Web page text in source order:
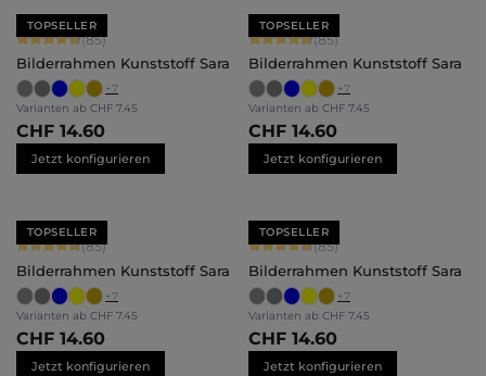
TOPSELLER
Durchschnittliche Bewertung von 4.71 von 5 Sternen
(85)
Bilderrahmen Kunststoff Sara
+7
Varianten ab CHF 7.45
CHF 14.60
Jetzt konfigurieren
TOPSELLER
Durchschnittliche Bewertung von
(85)
Bilderrahmen Kunststoff Sara
+7
Varianten ab CHF 7.45
CHF 14.60
Jetzt konfigurieren
TOPSELLER
Durchschnittliche Bewertung von 4.71 von 5 Sternen
(85)
Bilderrahmen Kunststoff Sara
+7
Varianten ab CHF 7.45
CHF 14.60
Jetzt konfigurieren
TOPSELLER
Durchschnittliche Bewertung von
(85)
Bilderrahmen Kunststoff Sara
+7
Varianten ab CHF 7.45
CHF 14.60
Jetzt konfigurieren